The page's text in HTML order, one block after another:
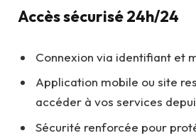
Accès sécurisé 24h/24
Connexion via identifiant et
Application mobile ou site
accéder à vos services
Sécurité renforcée pour